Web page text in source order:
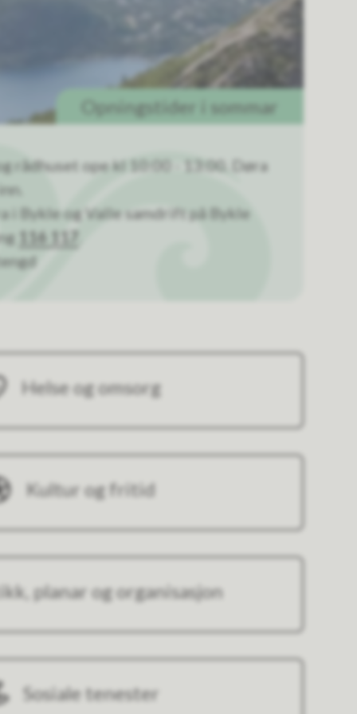
Opningstider i sommar
rådhuset ope kl 10:00 - 13:00. Døra
i Bykle og Valle samdrift på Bykle
116 117
Helse og omsorg
Kultur og fritid
planar og organisasjon
Sosiale tenester